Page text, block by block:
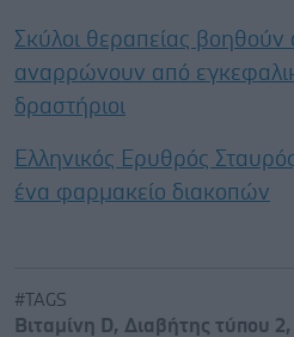
Σκύλοι θεραπείας
αναρρώνουν από
δραστήριοι
Ελληνικός Ερυθρός
ένα φαρμακείο διακοπών
#TAGS
Βιταμίνη D, Διαβήτης τύπου 2,